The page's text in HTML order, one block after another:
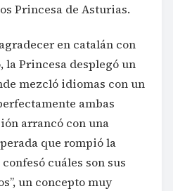
Princesa de Asturias.
en catalán con
Princesa desplegó un
mezcló idiomas con un
ambas
arrancó con una
que rompió la
cuáles son sus
un concepto muy